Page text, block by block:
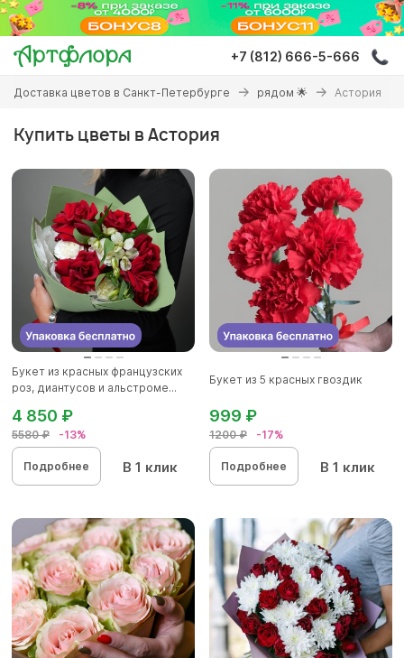
Перейти
основному
содержанию
+7 (812) 666-5-666
Вы
здесь
Доставка цветов в Санкт-Петербурге рядом 🌟 Астория
Купить цветы в Астория
Букет из красных французских
роз, диантусов и альстроме...
5580 ₽ -13%
4 850 ₽
Подробнее В 1 клик
Букет из 5 красных гвоздик
1200 ₽ -17%
999 ₽
Подробнее В 1 клик